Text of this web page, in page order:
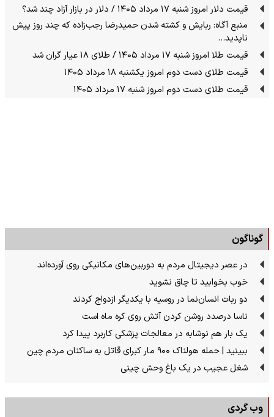
قیمت دلار امروز شنبه ۱۷ مرداد ۱۴۰۵ / دلار در بازار آزاد چند شد؟
منبع آگاه: ربایش و کشته شدن حمیدرضا رجب‌زاده که چند روز پیش
ناپدید…
قیمت طلا امروز شنبه ۱۷ مرداد ۱۴۰۵ / طلای ۱۸ عیار گران شد
قیمت طلای دست دوم امروز یکشنبه ۱۸ مرداد ۱۴۰۵
قیمت طلای دست دوم امروز شنبه ۱۷ مرداد ۱۴۰۵
گوناگون
در عصر دیجیتال مردم به دوربین‌های مکانیکی روی آورده‌اند
خوب بخوابید تا چاق نشوید
دو ربات انسان‌نما در روسیه با یکدیگر ازدواج کردند
ناسا درصدد روشن کردن آتش روی کره ماه است
یک بار هم نوشابه در معالجات پزشکی کاربرد پیدا کرد
ببینید | حمله هولناک ۹۰۰ مار کبرای قاتل به ساکنان مردم چین
شغل عجیب در یک باغ وحش چینی
وب گردی